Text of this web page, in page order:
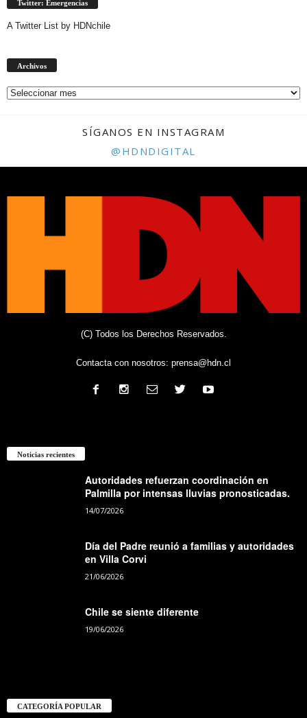
Twitter: Emergencias
A Twitter List by HDNchile
Archivos
SÍGANOS EN INSTAGRAM
@HDNDIGITAL
(C) Todos los Derechos Reservados.
Contacta con nosotros: prensa@hdn.cl
Noticias recientes
Autoridades refuerzan coordinación en
Palmilla por intensas lluvias pronosticadas.
14/07/2026
Día del Padre reunió a familias y autoridades
en Villa Corvi
21/06/2026
Chile se siente diferente
19/06/2026
CATEGORÍA POPULAR